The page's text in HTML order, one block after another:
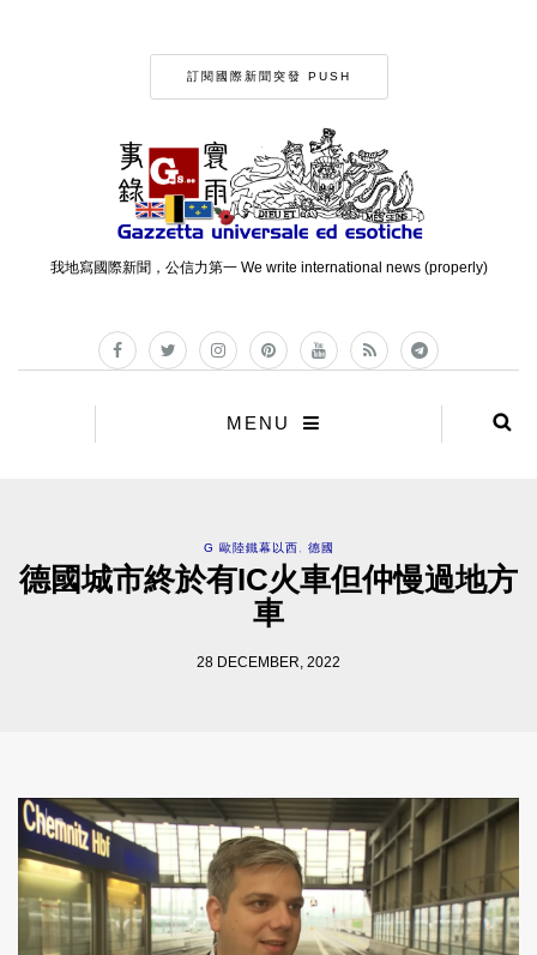
訂閱國際新聞突發 PUSH
我地寫國際新聞，公信力第一 We write international news (properly)
MENU
G 歐陸鐵幕以西 德國
德國城市終於有IC火車但仲慢過地方
車
28 DECEMBER, 2022